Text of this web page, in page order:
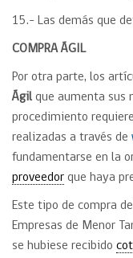
15.- Las demás que
COMPRA ÁGIL
Por otra parte, los
Ágil que aumenta sus
procedimiento
realizadas a través de
fundamentarse en la
proveedor que haya
Este tipo de compra
Empresas de Menor
se hubiese recibido